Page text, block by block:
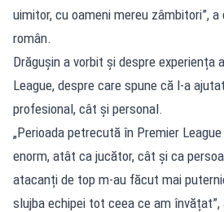
uimitor, cu oameni mereu zâmbitori”,
român.
Drăgușin a vorbit și despre experiența
League, despre care spune că l-a
profesional, cât și personal.
„Perioada petrecută în Premier
enorm, atât ca jucător, cât și ca
atacanți de top m-au făcut mai
slujba echipei tot ceea ce am